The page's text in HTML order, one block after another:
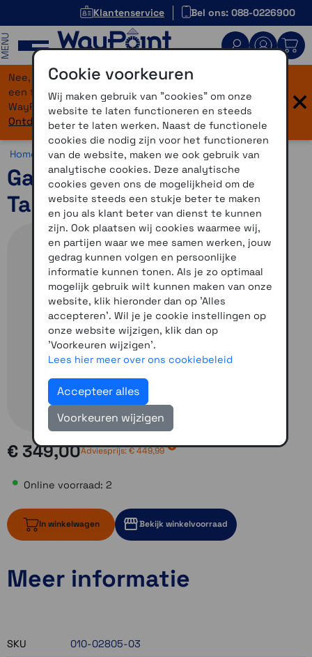
Klantenservice Bel ons: 088-0226900
Nee, je bent niet verdwaald! Onze website heeft
een flinke upgrade gekregen. Dezelfde vertrouwde
WayPoint-service, maar dan in een modern jasje.
Ontdek hier wat er allemaal nieuw is.
×
Home >Overig >Opruiming >Diversen
Garmin Instinct 2X Solar
Tactical Black
€ 349,00Adviesprijs:€ 449,99
Online voorraad: 2
In winkelwagen Bekijk winkelvoorraad
2 op voorraad
Momenteel even niet op voorraad
Meer informatie
SKU 010-02805-03
Cookie voorkeuren
Wij maken gebruik van "cookies" om onze
website te laten functioneren en steeds
beter te laten werken. Naast de functionele
cookies die nodig zijn voor het functioneren
van de website, maken we ook gebruik van
analytische cookies. Deze analytische
cookies geven ons de mogelijkheid om de
website steeds een stukje beter te maken
en jou als klant beter van dienst te kunnen
zijn. Ook plaatsen wij cookies waarmee wij,
en partijen waar we mee samen werken, jouw
gedrag kunnen volgen en persoonlijke
informatie kunnen tonen. Als je zo optimaal
mogelijk gebruik wilt kunnen maken van onze
website, klik hieronder dan op 'Alles
accepteren'. Wil je je cookie instellingen op
onze website wijzigen, klik dan op
'Voorkeuren wijzigen'.
Lees hier meer over ons cookiebeleid
Accepteer alles
Voorkeuren wijzigen